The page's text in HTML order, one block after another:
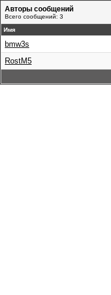
Авторы сообщений
Всего сообщений: 3
Имя
bmw3s
RostM5